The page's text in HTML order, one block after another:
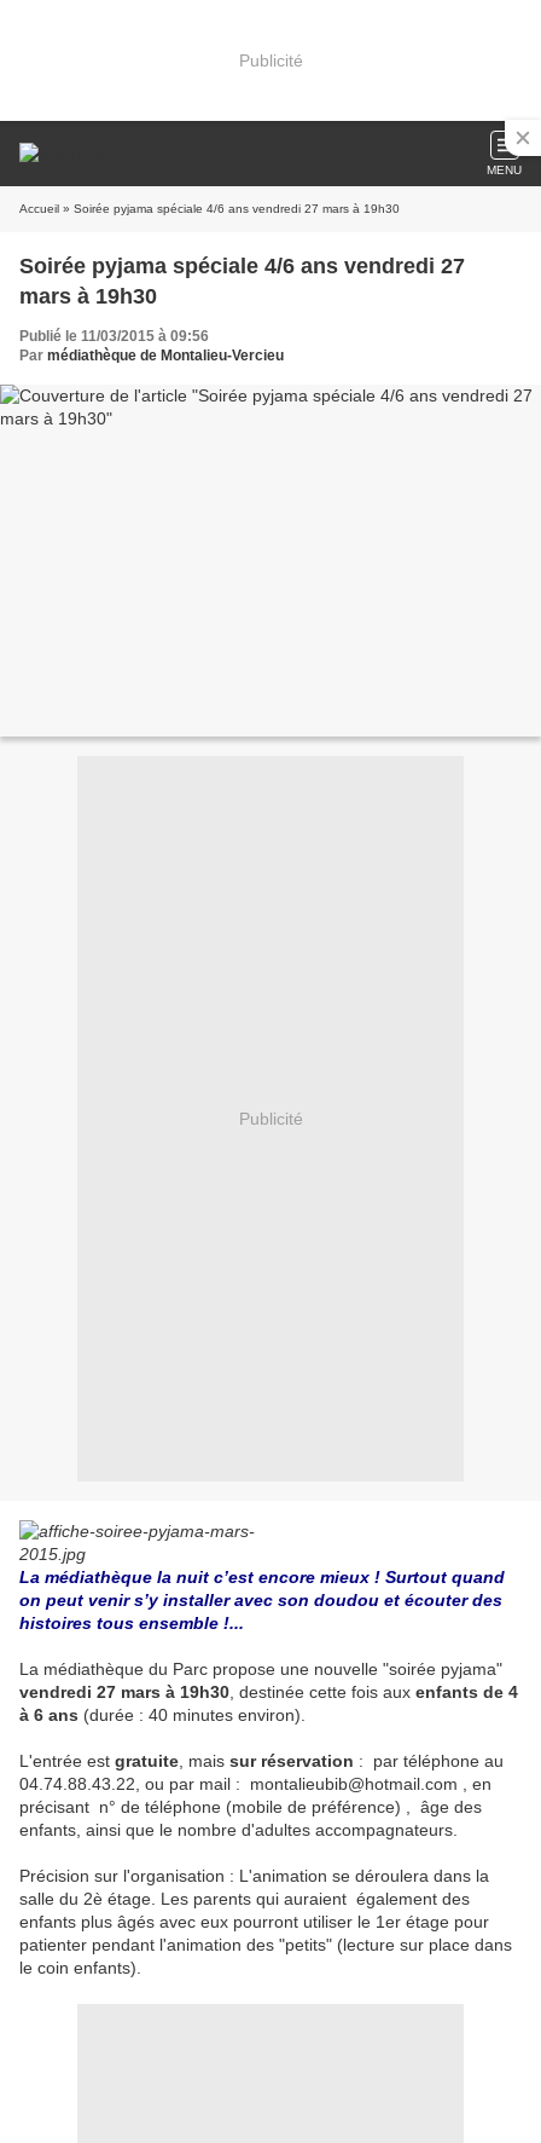
Publicité
MENU
Accueil
Soirée pyjama spéciale 4/6 ans vendredi 27
Publié le 11/03/2015 à 09:56
Par médiathèque de Montalieu-Vercieu
Publicité
La médiathèque la nuit c’est encore mieux ! Surtout quand
on peut venir s’y installer avec son doudou et écouter des
histoires tous ensemble !...
La médiathèque du Parc propose une nouvelle "soirée pyjama"
vendredi 27 mars à 19h30 , destinée cette fois aux enfants de 4
à 6 ans (durée : 40 minutes environ).
L'entrée est gratuite , mais sur réservation : par téléphone au
04.74.88.43.22, ou par mail : montalieubib@hotmail.com , en
précisant n° de téléphone (mobile de préférence) , âge des
enfants, ainsi que le nombre d'adultes accompagnateurs.
Précision sur l'organisation : L'animation se déroulera dans la
salle du 2è étage. Les parents qui auraient également des
enfants plus âgés avec eux pourront utiliser le 1er étage pour
patienter pendant l'animation des "petits" (lecture sur place dans
le coin enfants).